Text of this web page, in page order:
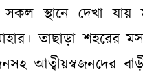
সকল স্থানে দেখা
তাছাড়া শহরের
আত্বীয়স্বজনদের